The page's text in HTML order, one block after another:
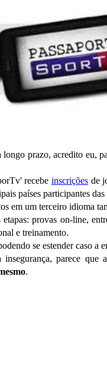
prazo, acredito eu,
recebe inscriçõesde
países participantes
em um terceiro idioma
provas on-line,
e treinamento.
se estender caso a
parece que
.